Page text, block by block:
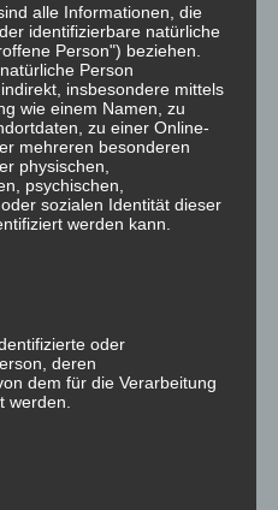
Januar 2020
"was gibt es Neues?"
2019 unter
alle Informationen, die
identifizierbare natürliche
Person") beziehen.
Person
insbesondere mittels
wie einem Namen, zu
zu einer Online-
mehreren besonderen
physischen,
psychischen,
sozialen Identität dieser
werden kann.
oder
deren
dem für die Verarbeitung
werden.